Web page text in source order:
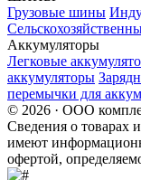
Грузовые шины
Аккумуляторы
Легковые
аккумуляторы
перемычки для
© 2026 · ООО
Сведения о товарах
имеют
офертой,